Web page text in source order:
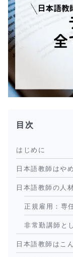
目次
はじめに
日本語教師はや
日本語教師の人
正規雇用：専
非常勤講師と
日本語教師はこ